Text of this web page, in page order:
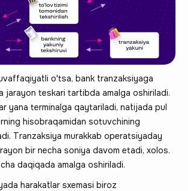
o'tsa, bank tranzaksiyaga
jarayon teskari tartibda amalga oshiriladi.
yana terminalga qaytariladi, natijada pul
hisobraqamidan sotuvchining
Tranzaksiya murakkab operatsiyaday
bir necha soniya davom etadi, xolos.
daqiqada amalga oshiriladi.
harakatlar sxemasi biroz